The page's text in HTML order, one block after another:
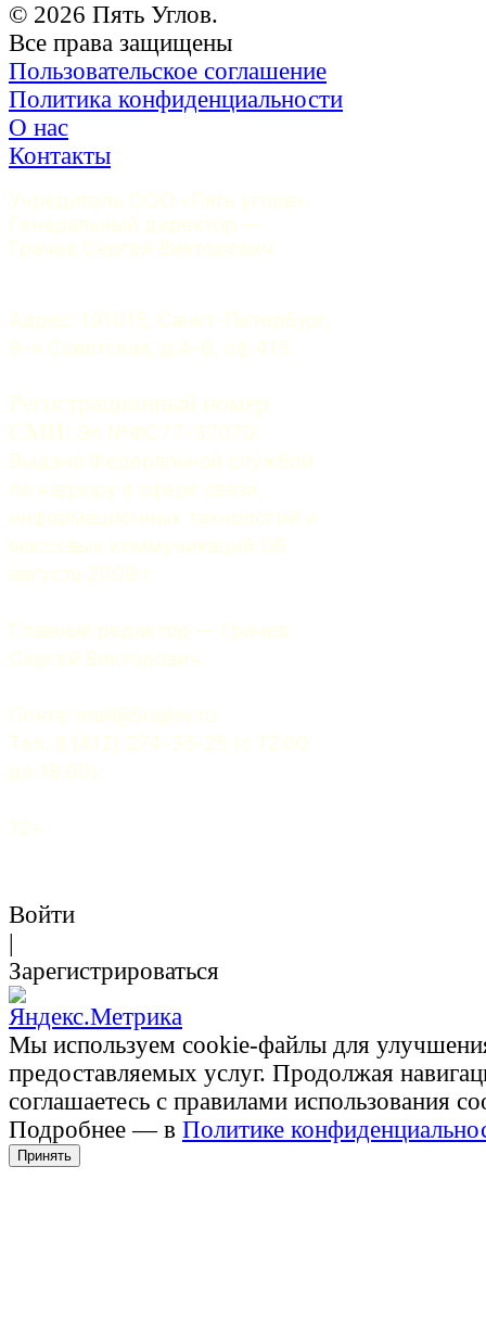
© 2026 Пять Углов.
Все права защищены
Пользовательское соглашение
Политика конфиденциальности
О нас
Контакты
Учредитель ООО «Пять углов».
Генеральный директор —
Грачев Сергей Викторович
Адрес: 191015, Санкт-Петербург,
9-я Советская, д.4-6, оф.415
Регистрационный номер
СМИ: Эл №ФС77-37070.
Выдано Федеральной службой
по надзору в сфере связи,
информационных технологий и
массовых коммуникаций 06
августа 2009 г.
Главный редактор — Грачев
Сергей Викторович.
Почта: mail@5uglov.ru
Тел. 8 (812) 274-35-25 (c 12.00
до 18.00)
12+
Войти
Зарегистрироваться
Мы используем cookie-файлы для
предоставляемых услуг. Продолжая
соглашаетесь с правилами использования
Подробнее — в Политике
Принять